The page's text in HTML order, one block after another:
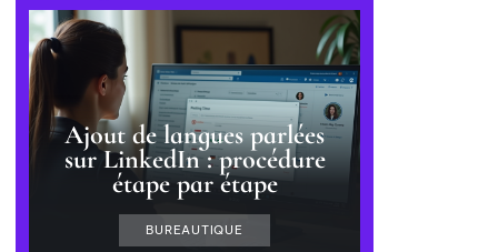
Ajout de langues parlées
sur LinkedIn : procédure
étape par étape
BUREAUTIQUE